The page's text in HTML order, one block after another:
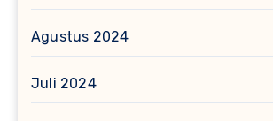
Agustus 2024
Juli 2024